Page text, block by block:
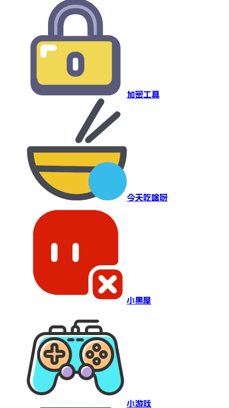
加密工具
今天吃啥呀
小黑屋
小游戏